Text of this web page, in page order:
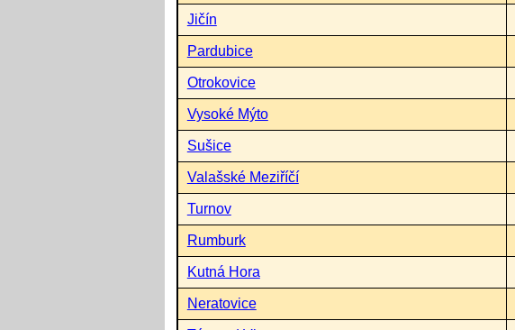
Jičín
Pardubice
Otrokovice
Vysoké Mýto
Sušice
Valašské Meziříčí
Turnov
Rumburk
Kutná Hora
Neratovice